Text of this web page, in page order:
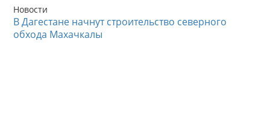
Новости
В Дагестане начнут строительство северного
обхода Махачкалы